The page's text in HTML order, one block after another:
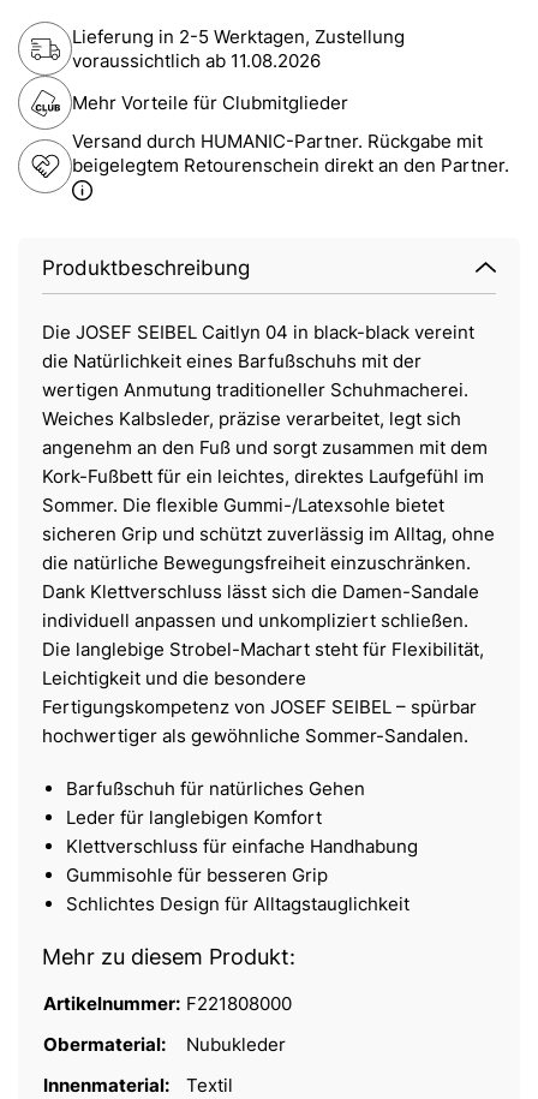
Lieferung in 2-5 Werktagen, Zustellung
voraussichtlich ab 11.08.2026
Mehr Vorteile für Clubmitglieder
Versand durch HUMANIC-Partner. Rückgabe mit
beigelegtem Retourenschein direkt an den Partner.
Produktbeschreibung
Die JOSEF SEIBEL Caitlyn 04 in black-black vereint
die Natürlichkeit eines Barfußschuhs mit der
wertigen Anmutung traditioneller Schuhmacherei.
Weiches Kalbsleder, präzise verarbeitet, legt sich
angenehm an den Fuß und sorgt zusammen mit dem
Kork-Fußbett für ein leichtes, direktes Laufgefühl im
Sommer. Die flexible Gummi-/Latexsohle bietet
sicheren Grip und schützt zuverlässig im Alltag, ohne
die natürliche Bewegungsfreiheit einzuschränken.
Dank Klettverschluss lässt sich die Damen-Sandale
individuell anpassen und unkompliziert schließen.
Die langlebige Strobel-Machart steht für Flexibilität,
Leichtigkeit und die besondere
Fertigungskompetenz von JOSEF SEIBEL – spürbar
hochwertiger als gewöhnliche Sommer-Sandalen.
Barfußschuh für natürliches Gehen
Leder für langlebigen Komfort
Klettverschluss für einfache Handhabung
Gummisohle für besseren Grip
Schlichtes Design für Alltagstauglichkeit
Mehr zu diesem Produkt:
Artikelnummer: F221808000
Obermaterial:
Nubukleder
Innenmaterial:
Textil